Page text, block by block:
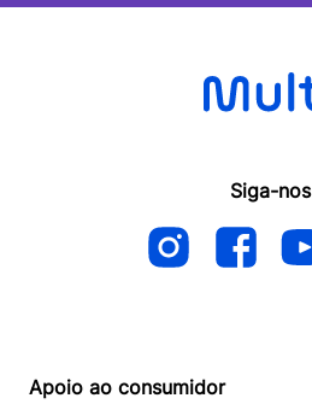
Siga-nos
Apoio ao consumidor